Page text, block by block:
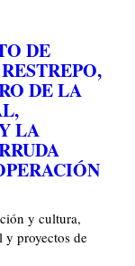
DE
DE LA
LA
y cultura,
proyectos de